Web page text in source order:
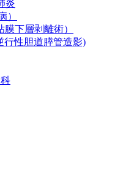
炎
）
下層剥離術）
行性胆道膵管造影)